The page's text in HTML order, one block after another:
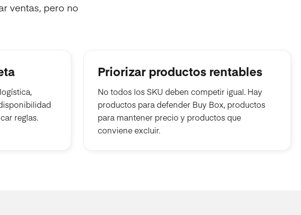
ventas, pero no
reglas.
Priorizar productos rentables
No todos los SKU deben competir igual. Hay
productos para defender Buy Box, productos
para mantener precio y productos que
conviene excluir.